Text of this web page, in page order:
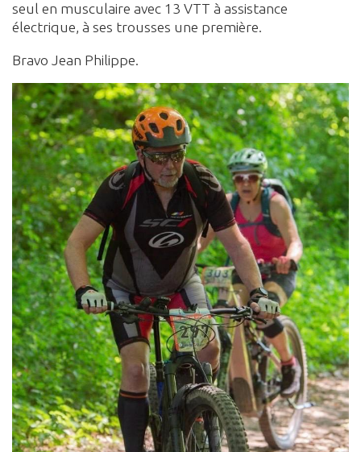
seul en musculaire avec 13 VTT à assistance
électrique, à ses trousses une première.
Bravo Jean Philippe.